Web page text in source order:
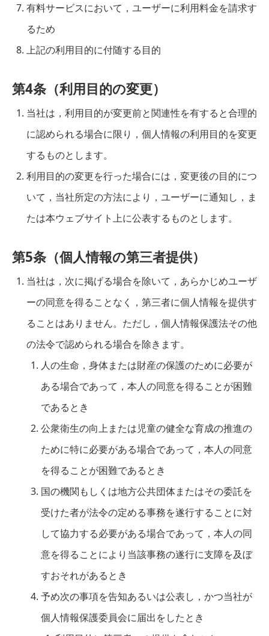
有料サービスにおいて，ユーザーに利用料金を請求す
るため
上記の利用目的に付随する目的
第4条（利用目的の変更）
当社は，利用目的が変更前と関連性を有すると合理的
に認められる場合に限り，個人情報の利用目的を変更
するものとします。
利用目的の変更を行った場合には，変更後の目的につ
いて，当社所定の方法により，ユーザーに通知し，ま
たは本ウェブサイト上に公表するものとします。
第5条（個人情報の第三者提供）
当社は，次に掲げる場合を除いて，あらかじめユーザ
ーの同意を得ることなく，第三者に個人情報を提供す
ることはありません。ただし，個人情報保護法その他
の法令で認められる場合を除きます。
人の生命，身体または財産の保護のために必要が
ある場合であって，本人の同意を得ることが困難
であるとき
公衆衛生の向上または児童の健全な育成の推進の
ために特に必要がある場合であって，本人の同意
を得ることが困難であるとき
国の機関もしくは地方公共団体またはその委託を
受けた者が法令の定める事務を遂行することに対
して協力する必要がある場合であって，本人の同
意を得ることにより当該事務の遂行に支障を及ぼ
すおそれがあるとき
予め次の事項を告知あるいは公表し，かつ当社が
個人情報保護委員会に届出をしたとき